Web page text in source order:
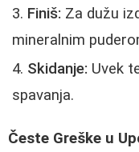
Finiš: Za dužu
mineralnim
Skidanje: Uvek
spavanja.
Česte Greške u